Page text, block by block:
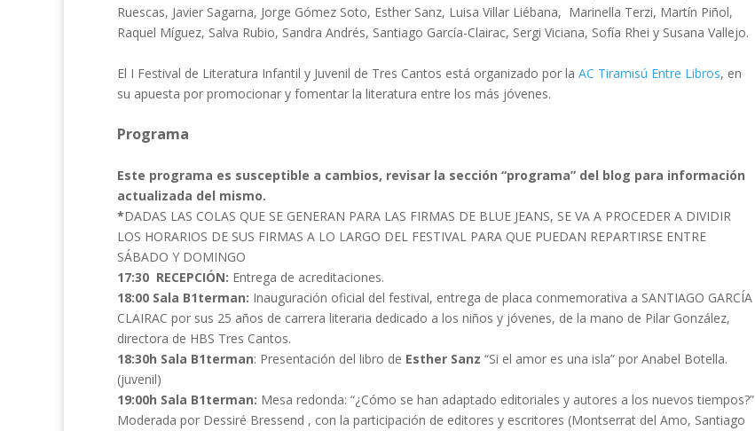
Ruescas, Javier Sagarna, Jorge Gómez Soto, Esther Sanz, Luisa Villar Liébana, Marinella Terzi, Martín Piñol,
Raquel Míguez, Salva Rubio, Sandra Andrés, Santiago García-Clairac, Sergi Viciana, Sofía Rhei y Susana Vallejo.
El I Festival de Literatura Infantil y Juvenil de Tres Cantos está organizado por la AC Tiramisú Entre Libros, en
su apuesta por promocionar y fomentar la literatura entre los más jóvenes.
Programa
Este programa es susceptible a cambios, revisar la sección “programa” del blog para información
actualizada del mismo.
*DADAS LAS COLAS QUE SE GENERAN PARA LAS FIRMAS DE BLUE JEANS, SE VA A PROCEDER A DIVIDIR
LOS HORARIOS DE SUS FIRMAS A LO LARGO DEL FESTIVAL PARA QUE PUEDAN REPARTIRSE ENTRE
SÁBADO Y DOMINGO
17:30 RECEPCIÓN: Entrega de acreditaciones.
18:00 Sala B1terman: Inauguración oficial del festival, entrega de placa conmemorativa a SANTIAGO GARCÍA
CLAIRAC por sus 25 años de carrera literaria dedicado a los niños y jóvenes, de la mano de Pilar González,
directora de HBS Tres Cantos.
18:30h Sala B1terman: Presentación del libro de Esther Sanz “Si el amor es una isla” por Anabel Botella.
(juvenil)
19:00h Sala B1terman: Mesa redonda: “¿Cómo se han adaptado editoriales y autores a los nuevos tiempos?”
Moderada por Dessiré Bressend , con la participación de editores y escritores (Montserrat del Amo, Santiago